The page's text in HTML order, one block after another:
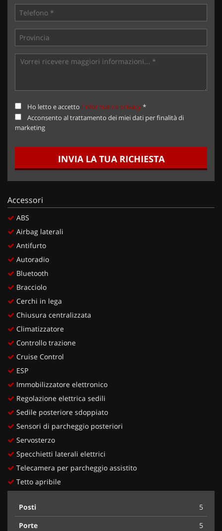
Ho letto e accetto l'informativa privacy*
Acconsento al trattamento dei miei dati per finalità di
marketing
INVIA LA TUA RICHIESTA
Accessori
ABS
Airbag laterali
Antifurto
Autoradio
Bluetooth
Bracciolo
Cerchi in lega
Chiusura centralizzata
Climatizzatore
Controllo trazione
Cruise Control
ESP
Immobilizzatore elettronico
Regolazione elettrica sedili
Sedile posteriore sdoppiato
Sensori di parcheggio posteriori
Servosterzo
Specchietti laterali elettrici
Telecamera per parcheggio assistito
Tetto apribile
Posti
5
Porte
5